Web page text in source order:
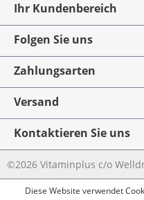
Ihr Kundenbereich
Folgen Sie uns
Zahlungsarten
Versand
Kontaktieren Sie uns
©2026 Vitaminplus c/o
Diese Website verwendet